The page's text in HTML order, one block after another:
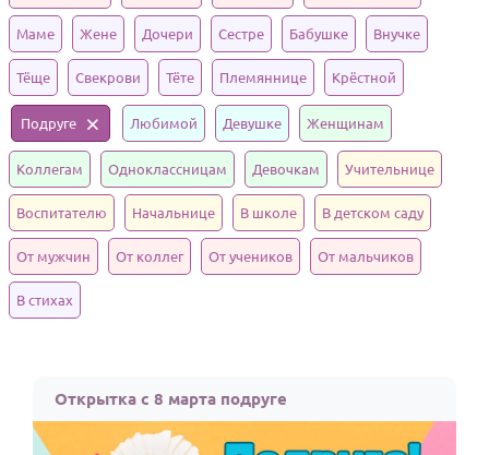
Песни поздравления
Открытки
Стихи и тексты
ПРАЗДНИКИ
С Днем рождения
Юбилей
Свадьба
Выпускной
HOT
Календарь праздников
Женщине
Мужчине
ЦЕНЫ
ОТЗЫВЫ
Маме Жене Дочери Сестре Бабушке Внучке
Тёще Свекрови Тёте Племяннице Крёстной
Подруге Любимой Девушке Женщинам
Коллегам Одноклассницам Девочкам Учительнице
Воспитателю Начальнице В школе В детском саду
От мужчин От коллег От учеников От мальчиков
В стихах
Открытка с 8 марта подруге